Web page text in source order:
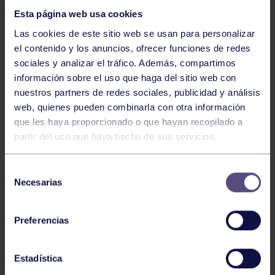
Esta página web usa cookies
Las cookies de este sitio web se usan para personalizar
el contenido y los anuncios, ofrecer funciones de redes
sociales y analizar el tráfico. Además, compartimos
información sobre el uso que haga del sitio web con
nuestros partners de redes sociales, publicidad y análisis
web, quienes pueden combinarla con otra información
que les haya proporcionado o que hayan recopilado a
partir del uso que haya hecho de sus servicios.
Necesarias
Preferencias
Estadística
Hockey 28 Jul 2026
ÓSCAR PALOMERO, RUMBO AL
MUNDIAL
Hockey